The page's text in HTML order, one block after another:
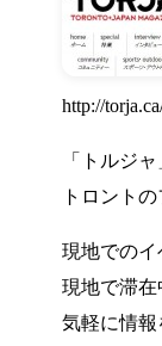
http://
「トルジ
トロント
現地でのイ
現地で滞在
気軽に情報